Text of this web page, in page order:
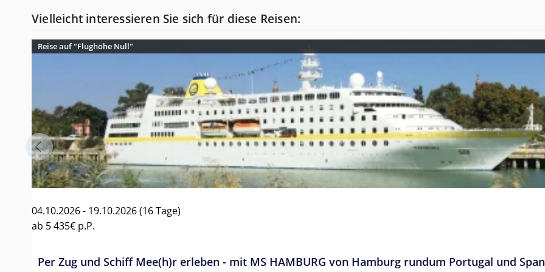
Vielleicht interessieren Sie sich für diese Reisen:
Reise auf "Flughöhe Null"
04.10.2026 - 19.10.2026(16 Tage)
ab 5 435€ p.P.
Per Zug und Schiff Mee(h)r erleben - mit MS HAMBURG von Hamburg rundum Portugal und